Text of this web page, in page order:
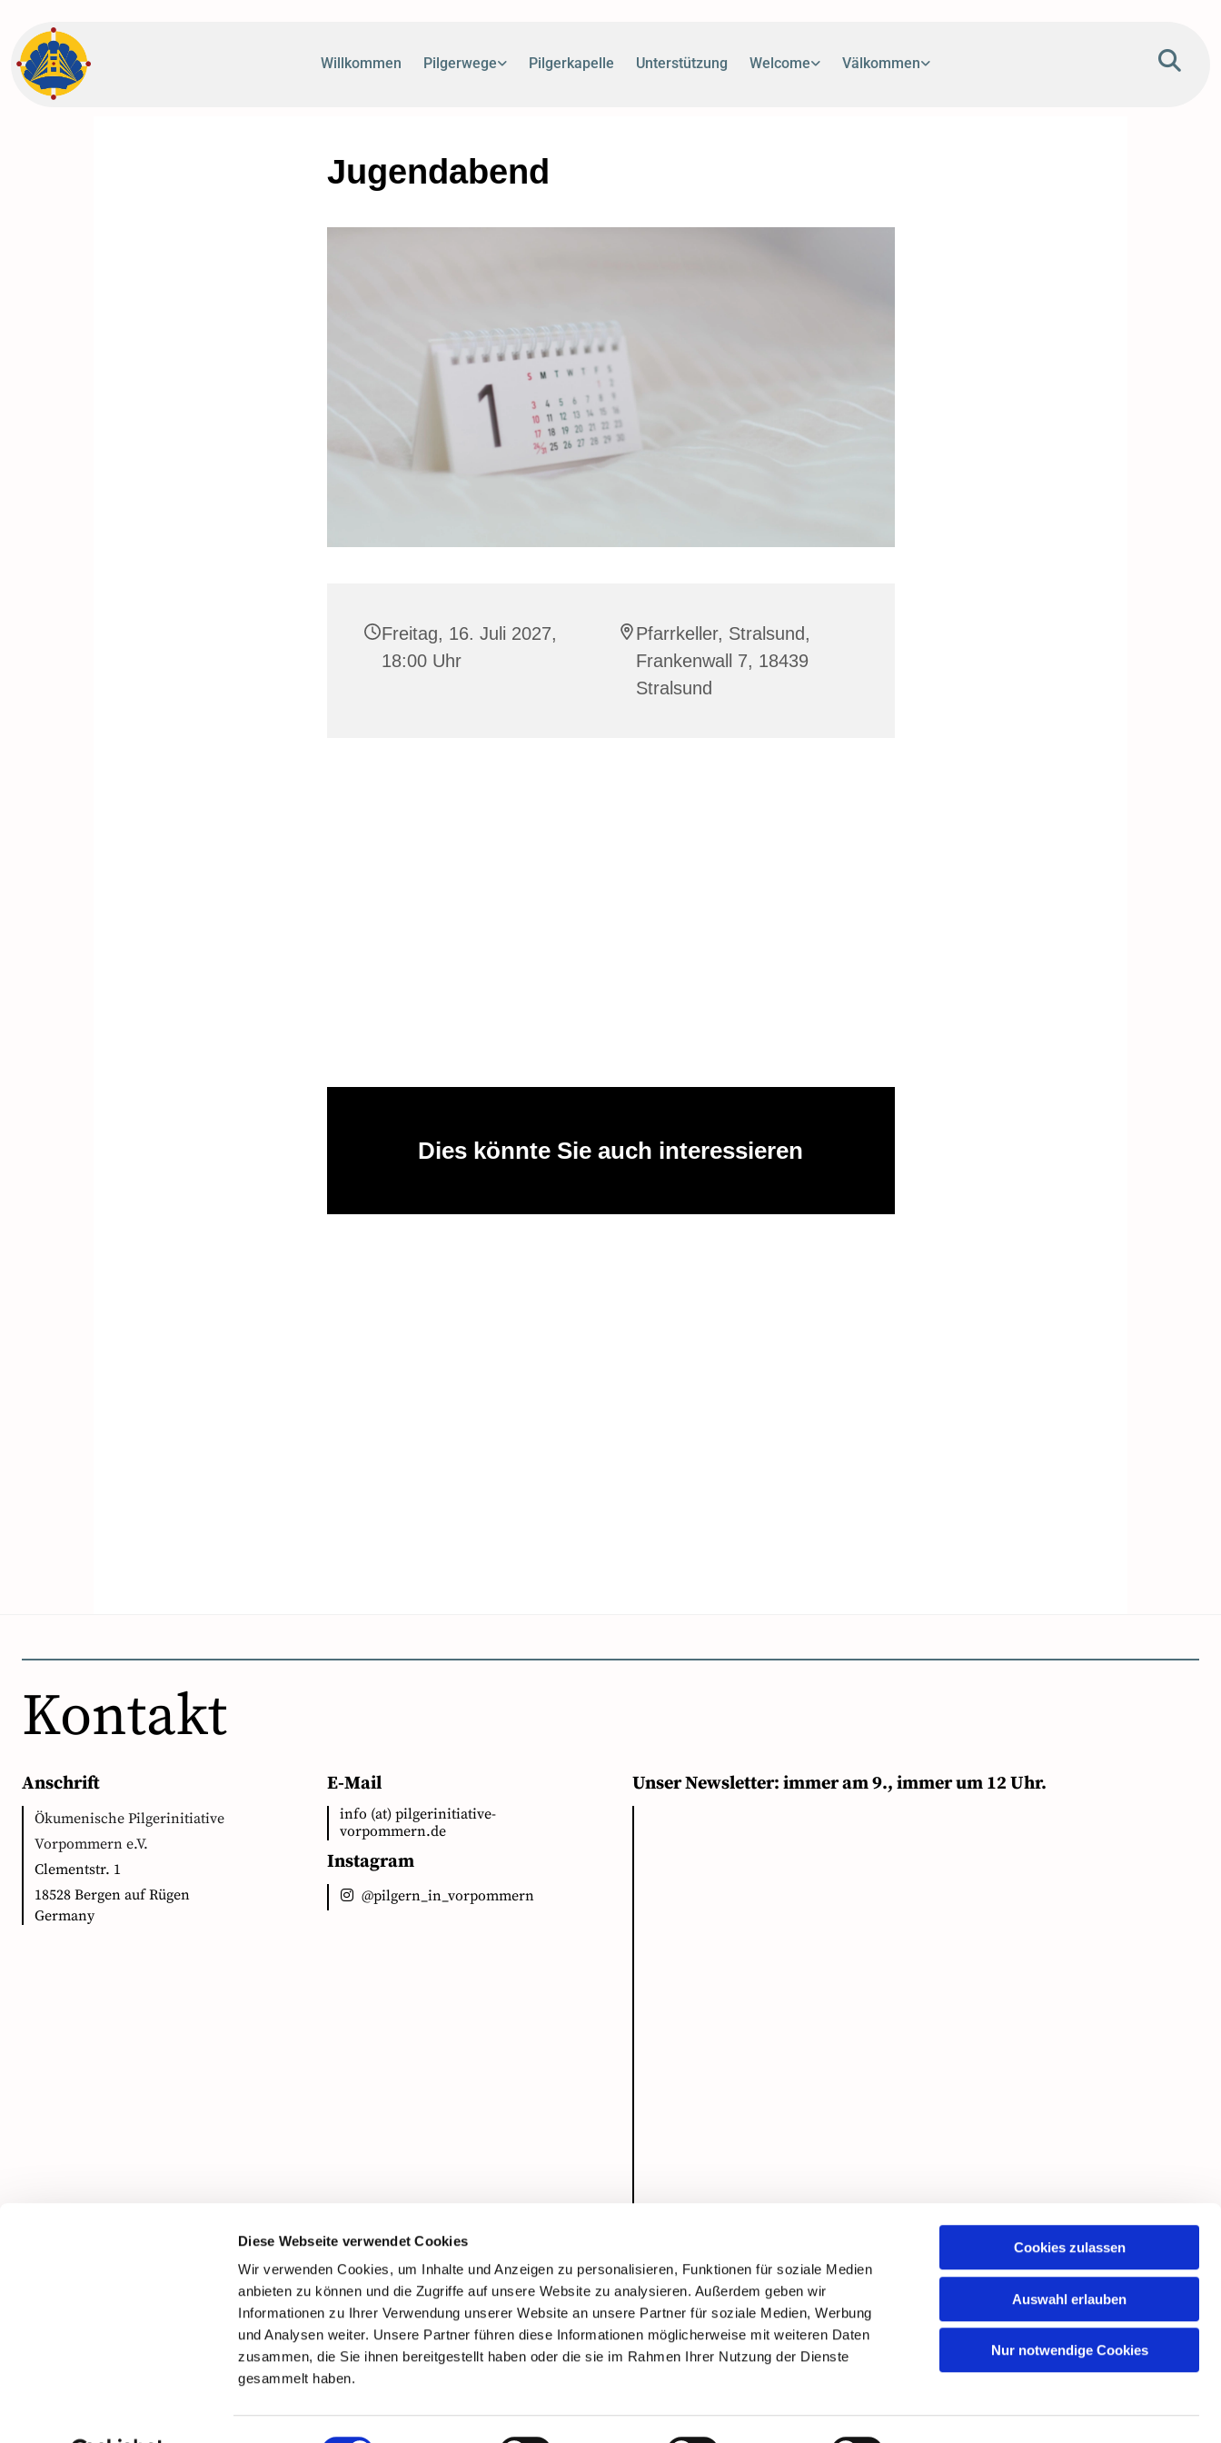
Diese Webseite verwendet Cookies
Wir verwenden Cookies, um Inhalte und Anzeigen zu personalisieren, Funktionen für soziale Medien
anbieten zu können und die Zugriffe auf unsere Website zu analysieren. Außerdem geben wir
Informationen zu Ihrer Verwendung unserer Website an unsere Partner für soziale Medien, Werbung
und Analysen weiter. Unsere Partner führen diese Informationen möglicherweise mit weiteren Daten
zusammen, die Sie ihnen bereitgestellt haben oder die sie im Rahmen Ihrer Nutzung der Dienste
gesammelt haben.
Einwilligungsauswahl
Cookies zulassen
Auswahl erlauben
Nur notwendige Cookies
Willkommen Pilgerwege Pilgerkapelle Unterstützung Welcome Välkommen
Jugendabend
Freitag, 16. Juli 2027,
18:00 Uhr
Pfarrkeller, Stralsund,
Frankenwall 7, 18439
Stralsund
Dies könnte Sie auch interessieren
Kontakt
Anschrift
Ökumenische Pilgerinitiative
Vorpommern e.V.
Clementstr. 1
18528 Bergen auf Rügen
Germany
E-Mail
info (at) pilgerinitiative-
vorpommern.de
Instagram
@pilgern_in_vorpommern
Unser Newsletter: immer am 9., immer um 12 Uhr.